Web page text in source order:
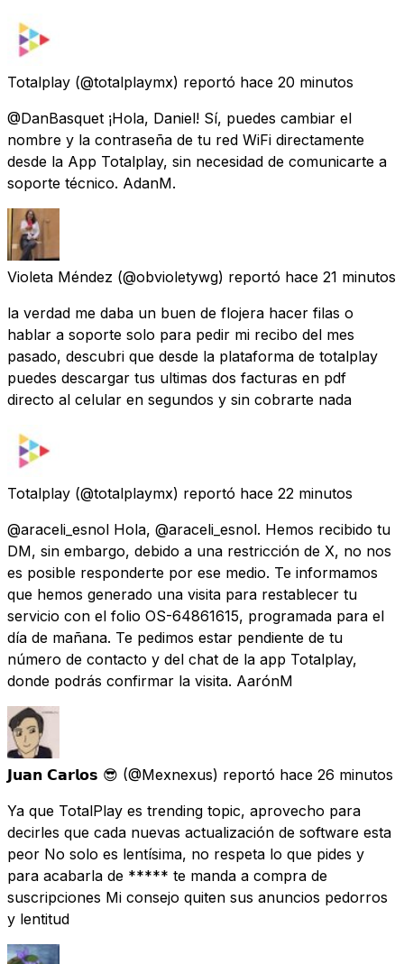
Totalplay (@totalplaymx) reportó hace 20 minutos
@DanBasquet ¡Hola, Daniel! Sí, puedes cambiar el
nombre y la contraseña de tu red WiFi directamente
desde la App Totalplay, sin necesidad de comunicarte a
soporte técnico. AdanM.
Violeta Méndez (@obvioletywg) reportó hace 21 minutos
la verdad me daba un buen de flojera hacer filas o
hablar a soporte solo para pedir mi recibo del mes
pasado, descubri que desde la plataforma de totalplay
puedes descargar tus ultimas dos facturas en pdf
directo al celular en segundos y sin cobrarte nada
Totalplay (@totalplaymx) reportó hace 22 minutos
@araceli_esnol Hola, @araceli_esnol. Hemos recibido tu
DM, sin embargo, debido a una restricción de X, no nos
es posible responderte por ese medio. Te informamos
que hemos generado una visita para restablecer tu
servicio con el folio OS-64861615, programada para el
día de mañana. Te pedimos estar pendiente de tu
número de contacto y del chat de la app Totalplay,
donde podrás confirmar la visita. AarónM
𝗝𝘂𝗮𝗻 𝗖𝗮𝗿𝗹𝗼𝘀 😎 (@Mexnexus) reportó hace 26 minutos
Ya que TotalPlay es trending topic, aprovecho para
decirles que cada nuevas actualización de software esta
peor No solo es lentísima, no respeta lo que pides y
para acabarla de ***** te manda a compra de
suscripciones Mi consejo quiten sus anuncios pedorros
y lentitud